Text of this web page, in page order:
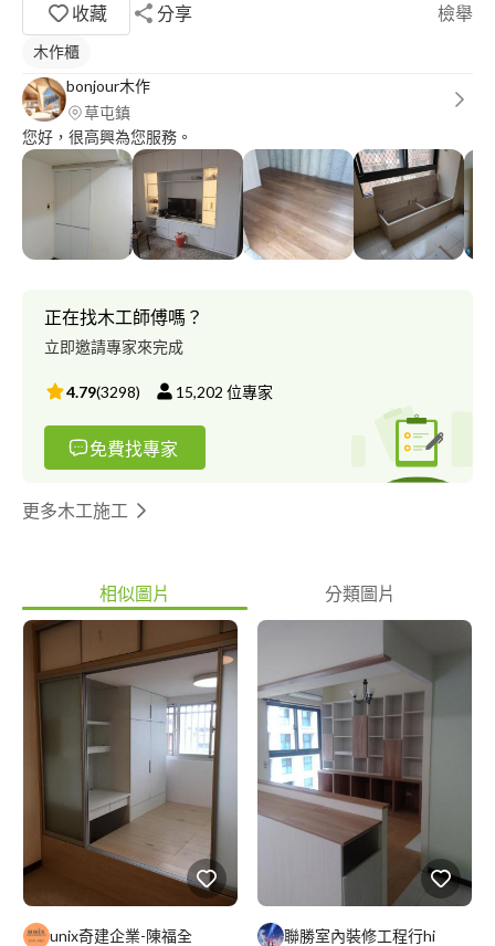
收藏
分享 檢舉
木作櫃
bonjour木作
草屯鎮
您好，很高興為您服務。
正在找木工師傅嗎？
立即邀請專家來完成
4.79(3298) 15,202 位專家
免費找專家
更多木工施工
相似圖片 分類圖片
unix奇建企業-陳福全 聯勝室內裝修工程行hi